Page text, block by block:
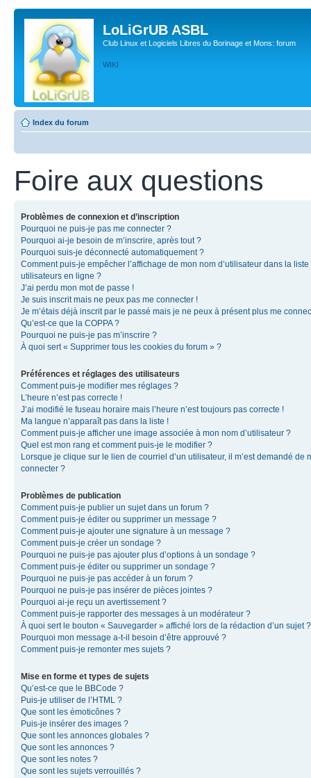
LoLiGrUB ASBL
Club Linux et Logiciels Libres du Borinage et Mons: forum
WIKI
Index du forum
Foire aux questions
Problèmes de connexion et d’inscription
Pourquoi ne puis-je pas me connecter ?
Pourquoi ai-je besoin de m’inscrire, après tout ?
Pourquoi suis-je déconnecté automatiquement ?
Comment puis-je empêcher l’affichage de mon nom d’utilisateur dans la liste
utilisateurs en ligne ?
J’ai perdu mon mot de passe !
Je suis inscrit mais ne peux pas me connecter !
Je m’étais déjà inscrit par le passé mais je ne peux à présent plus me
Qu’est-ce que la COPPA ?
Pourquoi ne puis-je pas m’inscrire ?
À quoi sert « Supprimer tous les cookies du forum » ?
Préférences et réglages des utilisateurs
Comment puis-je modifier mes réglages ?
L’heure n’est pas correcte !
J’ai modifié le fuseau horaire mais l’heure n’est toujours pas correcte !
Ma langue n’apparaît pas dans la liste !
Comment puis-je afficher une image associée à mon nom d’utilisateur ?
Quel est mon rang et comment puis-je le modifier ?
Lorsque je clique sur le lien de courriel d’un utilisateur, il m’est demandé de
connecter ?
Problèmes de publication
Comment puis-je publier un sujet dans un forum ?
Comment puis-je éditer ou supprimer un message ?
Comment puis-je ajouter une signature à un message ?
Comment puis-je créer un sondage ?
Pourquoi ne puis-je pas ajouter plus d’options à un sondage ?
Comment puis-je éditer ou supprimer un sondage ?
Pourquoi ne puis-je pas accéder à un forum ?
Pourquoi ne puis-je pas insérer de pièces jointes ?
Pourquoi ai-je reçu un avertissement ?
Comment puis-je rapporter des messages à un modérateur ?
À quoi sert le bouton « Sauvegarder » affiché lors de la rédaction d’un sujet ?
Pourquoi mon message a-t-il besoin d’être approuvé ?
Comment puis-je remonter mes sujets ?
Mise en forme et types de sujets
Qu’est-ce que le BBCode ?
Puis-je utiliser de l’HTML ?
Que sont les émoticônes ?
Puis-je insérer des images ?
Que sont les annonces globales ?
Que sont les annonces ?
Que sont les notes ?
Que sont les sujets verrouillés ?